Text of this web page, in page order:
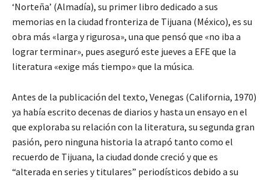
‘Norteña’ (Almadía), su primer libro dedicado a sus
memorias en la ciudad fronteriza de Tijuana (México), es su
obra más «larga y rigurosa», una que pensó que «no iba a
lograr terminar», pues aseguró este jueves a EFE que la
literatura «exige más tiempo» que la música.
Antes de la publicación del texto, Venegas (California, 1970)
ya había escrito decenas de diarios y hasta un ensayo en el
que exploraba su relación con la literatura, su segunda gran
pasión, pero ninguna historia la atrapó tanto como el
recuerdo de Tijuana, la ciudad donde creció y que es
“alterada en series y titulares” periodísticos debido a su